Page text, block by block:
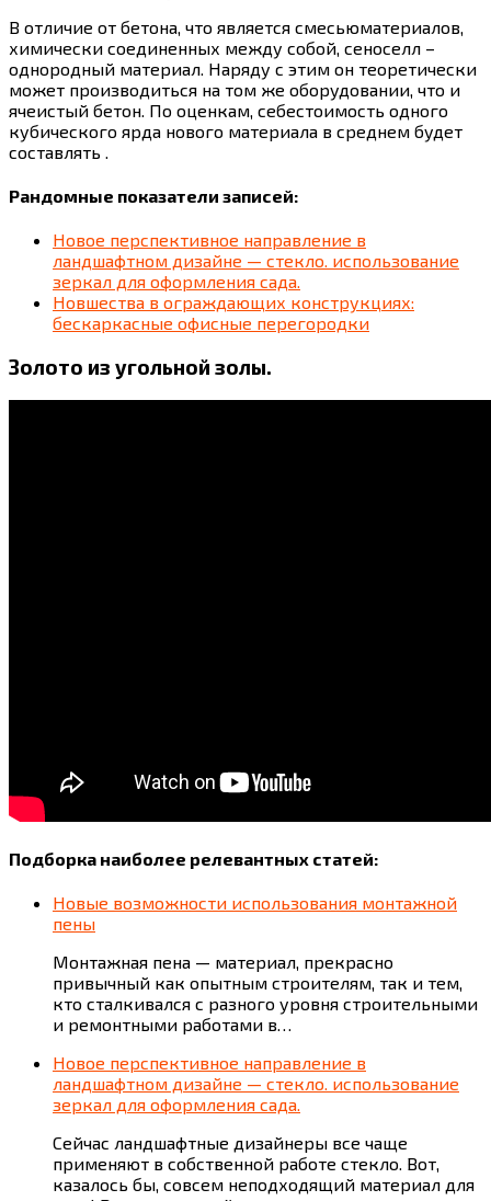
В отличие от бетона, что является смесьюматериалов,
химически соединенных между собой, сеноселл –
однородный материал. Наряду с этим он теоретически
может производиться на том же оборудовании, что и
ячеистый бетон. По оценкам, себестоимость одного
кубического ярда нового материала в среднем будет
составлять .
Рандомные показатели записей:
Новое перспективное направление в
ландшафтном дизайне — стекло. использование
зеркал для оформления сада.
Новшества в ограждающих конструкциях:
бескаркасные офисные перегородки
Золото из угольной золы.
Подборка наиболее релевантных статей:
Новые возможности использования монтажной
пены
Монтажная пена — материал, прекрасно
привычный как опытным строителям, так и тем,
кто сталкивался с разного уровня строительными
и ремонтными работами в…
Новое перспективное направление в
ландшафтном дизайне — стекло. использование
зеркал для оформления сада.
Сейчас ландшафтные дизайнеры все чаще
применяют в собственной работе стекло. Вот,
казалось бы, совсем неподходящий материал для